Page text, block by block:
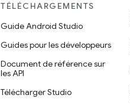
TÉLÉCHARGEMENTS
Guide Android Studio
Guides pour les développeurs
Document de référence sur
les API
Télécharger Studio